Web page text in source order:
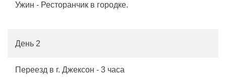
Ужин - Ресторанчик в городке.
День 2
Переезд в г. Джексон - 3 часа